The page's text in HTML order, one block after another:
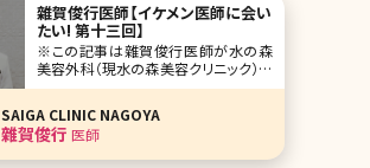
雜賀俊行医師【イケメン医師に会い
たい! 第十三回】
※この記事は雜賀俊行医師が水の森
美容外科（現水の森美容クリニック）新
宿院に在籍していた当時の記事です。
十三回は大阪、名古屋などにも展開す
る水の森美容外科新宿院院長の雜賀
俊行（さいが としゆき）先生です。 心
SAIGA CLINIC NAGOYA
雜賀俊行 医師